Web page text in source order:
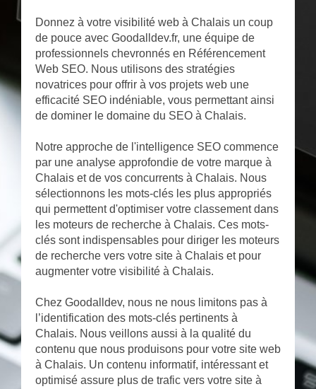
Donnez à votre visibilité web à Chalais un coup
de pouce avec Goodalldev.fr, une équipe de
professionnels chevronnés en Référencement
Web SEO. Nous utilisons des stratégies
novatrices pour offrir à vos projets web une
efficacité SEO indéniable, vous permettant ainsi
de dominer le domaine du SEO à Chalais.
Notre approche de l'intelligence SEO commence
par une analyse approfondie de votre marque à
Chalais et de vos concurrents à Chalais. Nous
sélectionnons les mots-clés les plus appropriés
qui permettent d'optimiser votre classement dans
les moteurs de recherche à Chalais. Ces mots-
clés sont indispensables pour diriger les moteurs
de recherche vers votre site à Chalais et pour
augmenter votre visibilité à Chalais.
Chez Goodalldev, nous ne nous limitons pas à
l’identification des mots-clés pertinents à
Chalais. Nous veillons aussi à la qualité du
contenu que nous produisons pour votre site web
à Chalais. Un contenu informatif, intéressant et
optimisé assure plus de trafic vers votre site à